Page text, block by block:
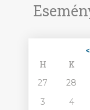
<
H K
27 28
3
4